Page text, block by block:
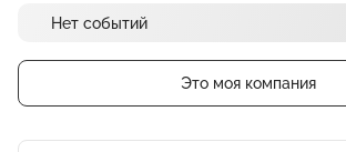
Нет событий
Это моя компания